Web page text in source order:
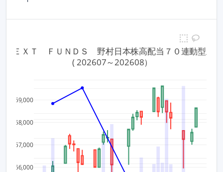
56,000
57,000
58,000
59,000
ＮＥＸＴ　ＦＵＮＤＳ　野村日本株高配当７０連動型上
( 202607～202608）